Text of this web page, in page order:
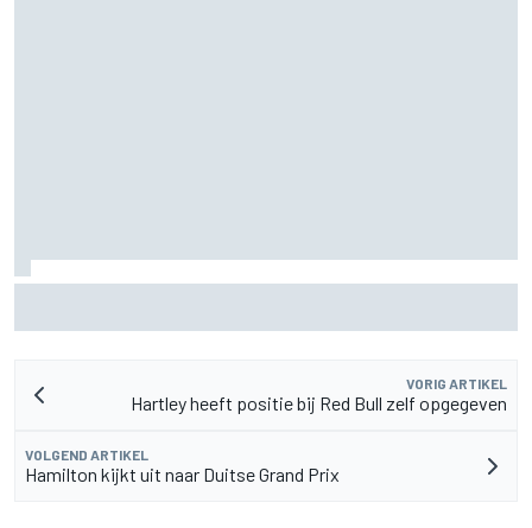
VORIG ARTIKEL
Hartley heeft positie bij Red Bull zelf opgegeven
VOLGEND ARTIKEL
Hamilton kijkt uit naar Duitse Grand Prix